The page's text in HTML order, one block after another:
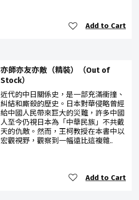
Add to Cart
亦師亦友亦敵（精裝）（Out of
Stock）
近代的中日關係史，是一部充滿衝撞、
糾結和廝殺的歷史。日本對華侵略曾經
給中國人民帶來巨大的災難，許多中國
人至今仍視日本為「中華民族」不共戴
天的仇敵。然而，王柯教授在本書中以
宏觀視野，觀察到一幅遠比這複雜..
Add to Cart